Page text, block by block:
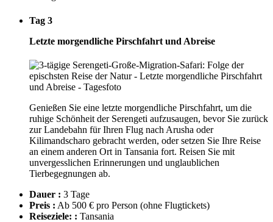
Tag 3
Letzte morgendliche Pirschfahrt und Abreise
Genießen Sie eine letzte morgendliche Pirschfahrt, um die
ruhige Schönheit der Serengeti aufzusaugen, bevor Sie zurück
zur Landebahn für Ihren Flug nach Arusha oder
Kilimandscharo gebracht werden, oder setzen Sie Ihre Reise
an einem anderen Ort in Tansania fort. Reisen Sie mit
unvergesslichen Erinnerungen und unglaublichen
Tierbegegnungen ab.
Dauer : 3 Tage
Preis : Ab 500 € pro Person (ohne Flugtickets)
Reiseziele: : Tansania